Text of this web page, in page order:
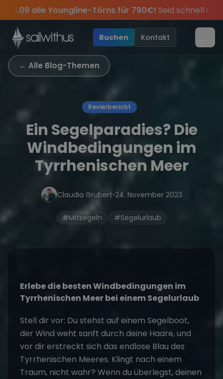
Skip to content
für 790€!Seid schnell und sichert euch die letzten
Sichere Dir jetztDein Meilenbuch und Deine
Angebote mehr Sowie20€ Rabatt auf deinen
des Jahres, sei dabei. Season Closing Party 2026!
Buchen Kontakt
← Alle Blog-Themen
Revierbericht
Ein Segelparadies? Die
Windbedingungen im
Tyrrhenischen Meer
Claudia Grubert•24. November 2023
#Mitsegeln #Segelurlaub
Erlebe die besten Windbedingungen im
Tyrrhenischen Meer bei einemSegelurlaub
Stell dir vor: Du stehst auf einem Segelboot,
der Wind weht sanft durch deine Haare, und
vor dir erstreckt sich das endlose Blau des
Tyrrhenischen Meeres. Klingt nach einem
Traum, nicht wahr? Wenn du überlegst, deinen